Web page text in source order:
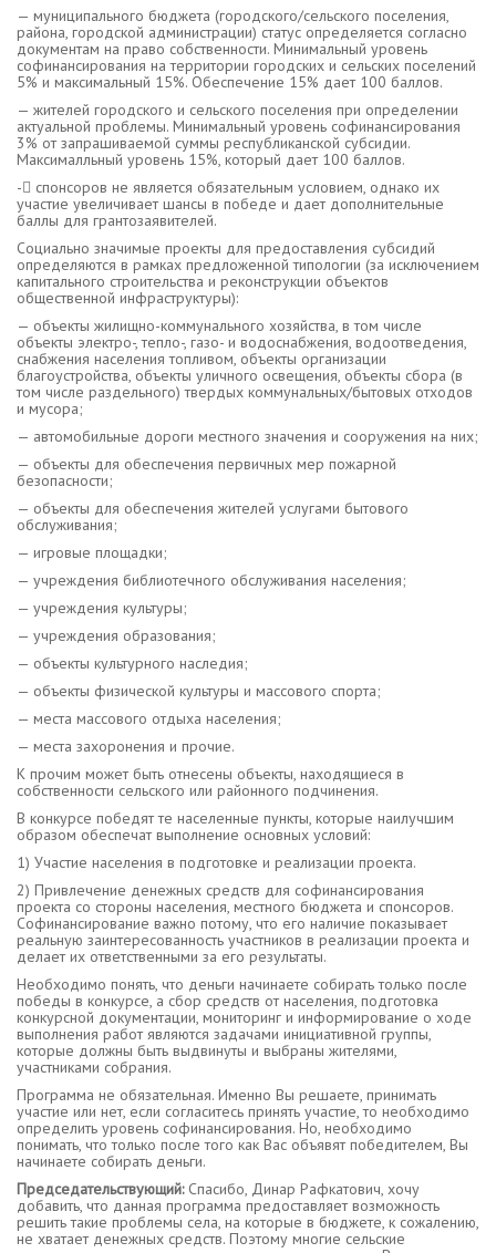
— муниципального бюджета (городского/сельского поселения,
района, городской администрации) статус определяется согласно
документам на право собственности. Минимальный уровень
софинансирования на территории городских и сельских поселений
5% и максимальный 15%. Обеспечение 15% дает 100 баллов.
— жителей городского и сельского поселения при определении
актуальной проблемы. Минимальный уровень софинансирования
3% от запрашиваемой суммы республиканской субсидии.
Максималльный уровень 15%, который дает 100 баллов.
- спонсоров не является обязательным условием, однако их
участие увеличивает шансы в победе и дает дополнительные
баллы для грантозаявителей.
Социально значимые проекты для предоставления субсидий
определяются в рамках предложенной типологии (за исключением
капитального строительства и реконструкции объектов
общественной инфраструктуры):
— объекты жилищно-коммунального хозяйства, в том числе
объекты электро-, тепло-, газо- и водоснабжения, водоотведения,
снабжения населения топливом, объекты организации
благоустройства, объекты уличного освещения, объекты сбора (в
том числе раздельного) твердых коммунальных/бытовых отходов
и мусора;
— автомобильные дороги местного значения и сооружения на них;
— объекты для обеспечения первичных мер пожарной
безопасности;
— объекты для обеспечения жителей услугами бытового
обслуживания;
— игровые площадки;
— учреждения библиотечного обслуживания населения;
— учреждения культуры;
— учреждения образования;
— объекты культурного наследия;
— объекты физической культуры и массового спорта;
— места массового отдыха населения;
— места захоронения и прочие.
К прочим может быть отнесены объекты, находящиеся в
собственности сельского или районного подчинения.
В конкурсе победят те населенные пункты, которые наилучшим
образом обеспечат выполнение основных условий:
1)​ Участие населения в подготовке и реализации проекта.
2)​ Привлечение денежных средств для софинансирования
проекта со стороны населения, местного бюджета и спонсоров.
Софинансирование важно потому, что его наличие показывает
реальную заинтересованность участников в реализации проекта и
делает их ответственными за его результаты.
Необходимо понять, что деньги начинаете собирать только после
победы в конкурсе, а сбор средств от населения, подготовка
конкурсной документации, мониторинг и информирование о ходе
выполнения работ являются задачами инициативной группы,
которые должны быть выдвинуты и выбраны жителями,
участниками собрания.
Программа не обязательная. Именно Вы решаете, принимать
участие или нет, если согласитесь принять участие, то необходимо
определить уровень софинансирования. Но, необходимо
понимать, что только после того как Вас объявят победителем, Вы
начинаете собирать деньги.
Председательствующий: Спасибо, Динар Рафкатович, хочу
добавить, что данная программа предоставляет возможность
решить такие проблемы села, на которые в бюджете, к сожалению,
не хватает денежных средств. Поэтому многие сельские